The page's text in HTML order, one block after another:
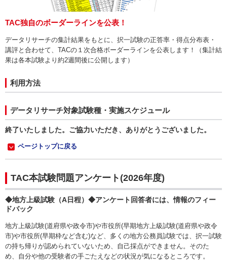
TAC独自のボーダーラインを公表！
データリサーチの集計結果をもとに、択一試験の正答率・得点分布表・
講評と合わせて、TACの１次合格ボーダーラインを公表します！（集計結
果は各本試験より約2週間後に公開します）
利用方法
データリサーチ対象試験種・実施スケジュール
終了いたしました。ご協力いただき、ありがとうございました。
ページトップに戻る
TAC本試験問題アンケート(2026年度)
◆地方上級試験（A日程）◆アンケート回答者には、情報のフィー
ドバック
地方上級試験(道府県や政令市)や市役所(早期地方上級試験(道府県や政令
市)や市役所(早期枠など含む)など、多くの地方公務員試験では、択一試験
の持ち帰りが認められていないため、自己採点ができません。そのた
め、自分や他の受験者の手ごたえなどの状況が気になるところです。